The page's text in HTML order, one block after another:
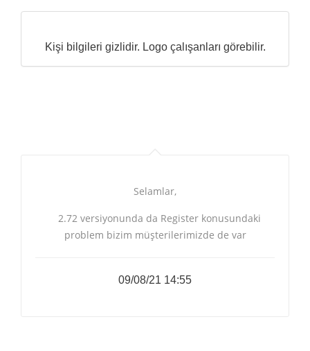
Kişi bilgileri gizlidir. Logo çalışanları görebilir.
Selamlar,
2.72 versiyonunda da Register konusundaki
problem bizim müşterilerimizde de var
09/08/21 14:55